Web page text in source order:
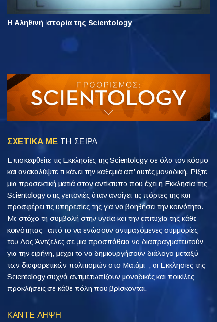
Η Αληθινή Ιστορία της Scientology
ΣΧΕΤΙΚΑ ΜΕ ΤΗ ΣΕΙΡΑ
Επισκεφθείτε τις Εκκλησίες της Scientology σε όλο τον κόσμο
και ανακαλύψτε τι κάνει την καθεμιά απ’ αυτές μοναδική. Ρίξτε
μια προσεκτική ματιά στον αντίκτυπο που έχει η Εκκλησία της
Scientology στις γειτονιές όταν ανοίγει τις πόρτες της και
προσφέρει τις υπηρεσίες της για να βοηθήσει την κοινότητα.
Με στόχο τη συμβολή στην υγεία και την επιτυχία της κάθε
κοινότητας –από το να ενώσουν αντιμαχόμενες συμμορίες
του Λος Άντζελες σε μια προσπάθεια να διαπραγματευτούν
για την ειρήνη, μέχρι το να δημιουργήσουν διάλογο μεταξύ
των διαφορετικών πολιτισμών στο Μαϊάμι–, οι Εκκλησίες της
Scientology συχνά αντιμετωπίζουν μοναδικές και ποικίλες
προκλήσεις σε κάθε πόλη που βρίσκονται.
ΚΑΝΤΕ ΛΗΨΗ